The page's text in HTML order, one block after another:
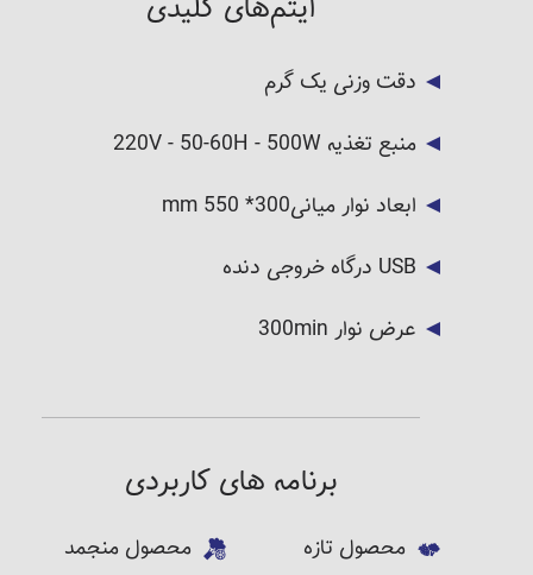
دقت وزنی یک گرم
منبع تغذیه 220V - 50-60H - 500W
ابعاد نوار میانی300* 550 mm
USB درگاه خروجی دنده
عرض نوار 300min
برنامه های کاربردی
محصول تازه محصول منجمد